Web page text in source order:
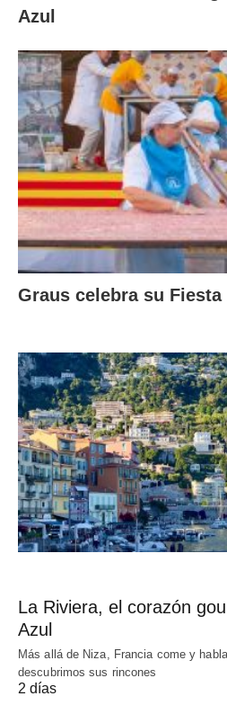
Azul
Graus celebra su
La Riviera, el corazón
Azul
Más allá de Niza, Francia come y
descubrimos sus rincones
2 días